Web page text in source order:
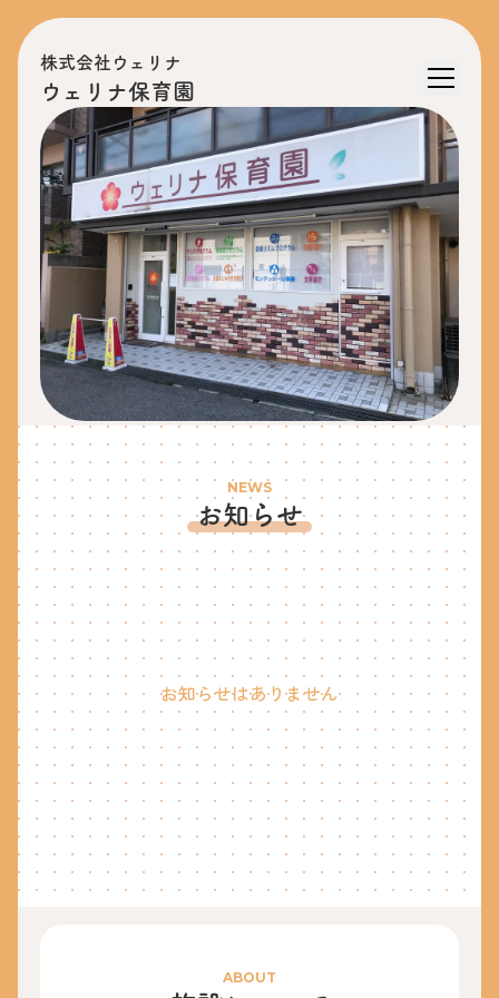
株式会社ウェリナ
ウェリナ保育園
NEWS
お知らせ
お知らせはありません
ABOUT